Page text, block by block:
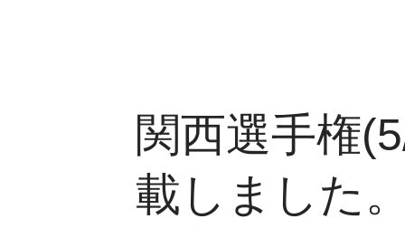
関西選手権
載しました